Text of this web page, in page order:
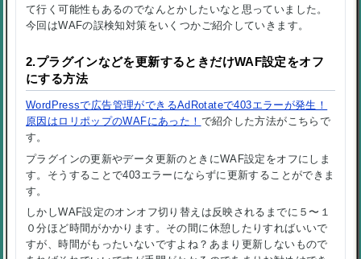
て行く可能性もあるのでなんとかしたいなと思っていました。
今回はWAFの誤検知対策をいくつかご紹介していきます。
2.プラグインなどを更新するときだけWAF設定をオフ
にする方法
WordPressで広告管理ができるAdRotateで403エラーが発生！
原因はロリポップのWAFにあった！ で紹介した方法がこちらで
す。
プラグインの更新やデータ更新のときにWAF設定をオフにしま
す。そうすることで403エラーにならずに更新することができま
す。
しかしWAF設定のオンオフ切り替えは反映されるまでに５〜１
０分ほど時間がかかります。その間に休憩したりすればいいで
すが、時間がもったいないですよね？あまり更新しないもので